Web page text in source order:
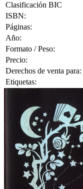
Clasificación BIC
ISBN:
Páginas:
Año:
Formato / Peso:
Precio:
Derechos de venta para:
Etiquetas: